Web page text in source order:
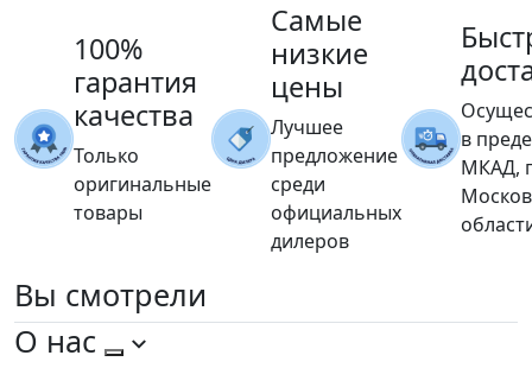
100%
гарантия
качества
Только
оригинальные
товары
Самые
низкие
цены
Лучшее
предложение
среди
официальных
дилеров
в
МКАД,
Вы смотрели
О нас